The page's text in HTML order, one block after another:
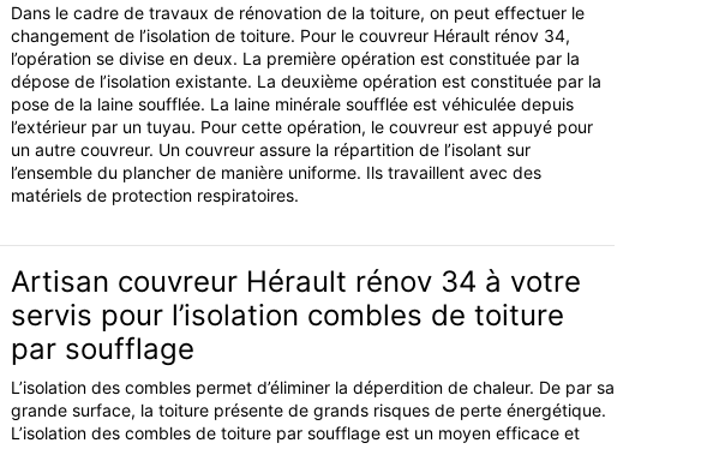
Dans le cadre de travaux de rénovation de la toiture, on peut effectuer le
changement de l’isolation de toiture. Pour le couvreur Hérault rénov 34,
l’opération se divise en deux. La première opération est constituée par la
dépose de l’isolation existante. La deuxième opération est constituée par la
pose de la laine soufflée. La laine minérale soufflée est véhiculée depuis
l’extérieur par un tuyau. Pour cette opération, le couvreur est appuyé pour
un autre couvreur. Un couvreur assure la répartition de l’isolant sur
l’ensemble du plancher de manière uniforme. Ils travaillent avec des
matériels de protection respiratoires.
Artisan couvreur Hérault rénov 34 à votre
servis pour l’isolation combles de toiture
par soufflage
L’isolation des combles permet d’éliminer la déperdition de chaleur. De par sa
grande surface, la toiture présente de grands risques de perte énergétique.
L’isolation des combles de toiture par soufflage est un moyen efficace et